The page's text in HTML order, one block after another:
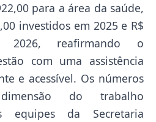
para a área da saúde,
investidos em 2025 e R$
2026, reafirmando o
com uma assistência
e acessível. Os números
do trabalho
equipes da Secretaria